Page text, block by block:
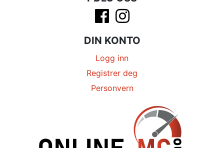
DIN KONTO
Logg inn
Registrer deg
Personvern